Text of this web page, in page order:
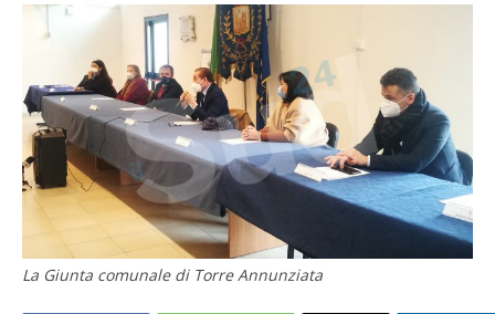
La Giunta comunale di Torre Annunziata